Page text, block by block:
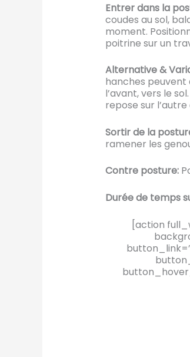
Entrer dans la
coudes au sol,
moment.
poitrine sur un
Alternative &
hanches peuvent
l’avant, vers le
repose sur
Sortir de la
ramener les
Contre posture:
Durée de temps
[action